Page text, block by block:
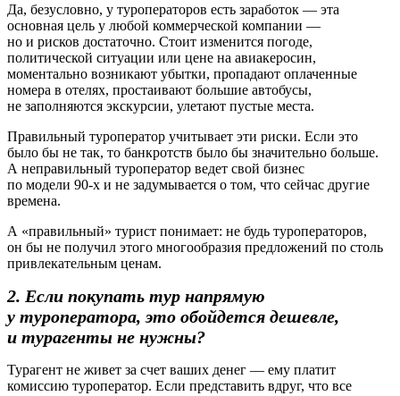
Да, безусловно, у туроператоров есть заработок — эта
основная цель у любой коммерческой компании —
но и рисков достаточно. Стоит изменится погоде,
политической ситуации или цене на авиакеросин,
моментально возникают убытки, пропадают оплаченные
номера в отелях, простаивают большие автобусы,
не заполняются экскурсии, улетают пустые места.
Правильный туроператор учитывает эти риски. Если это
было бы не так, то банкротств было бы значительно больше.
А неправильный туроператор ведет свой бизнес
по модели 90-х и не задумывается о том, что сейчас другие
времена.
А «правильный» турист понимает: не будь туроператоров,
он бы не получил этого многообразия предложений по столь
привлекательным ценам.
2. Если покупать тур напрямую
у туроператора, это обойдется дешевле,
и турагенты не нужны?
Турагент не живет за счет ваших денег — ему платит
комиссию туроператор. Если представить вдруг, что все